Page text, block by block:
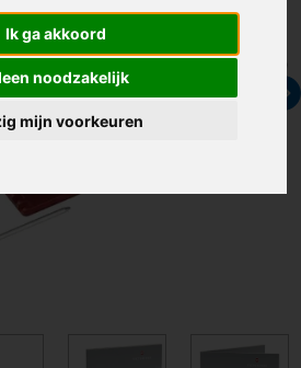
Ik ga akkoord
noodzakelijk
mijn voorkeuren